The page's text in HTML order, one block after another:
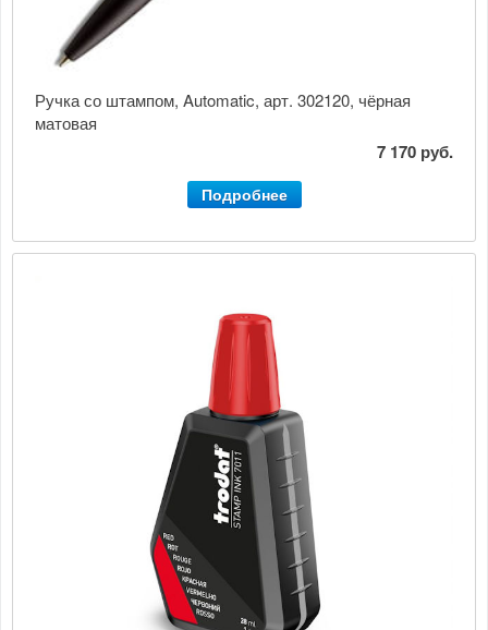
Ручка со штампом, Automatic, арт. 302120, чёрная
матовая
7 170 руб.
Подробнее